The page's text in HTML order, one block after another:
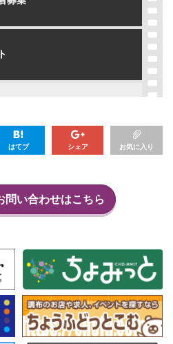
はてブ シェア お気に入り
問い合わせはこちら